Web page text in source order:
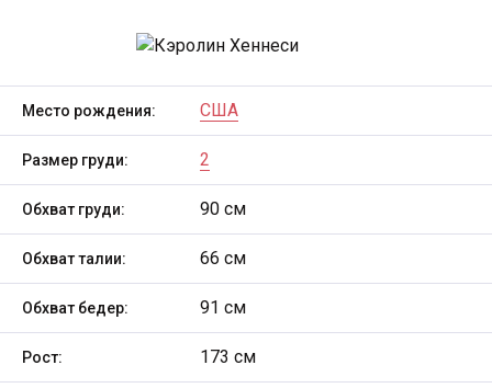
Место рождения: США
Размер груди: 2
Обхват груди: 90 см
Обхват талии: 66 см
Обхват бедер: 91 см
Рост: 173 см